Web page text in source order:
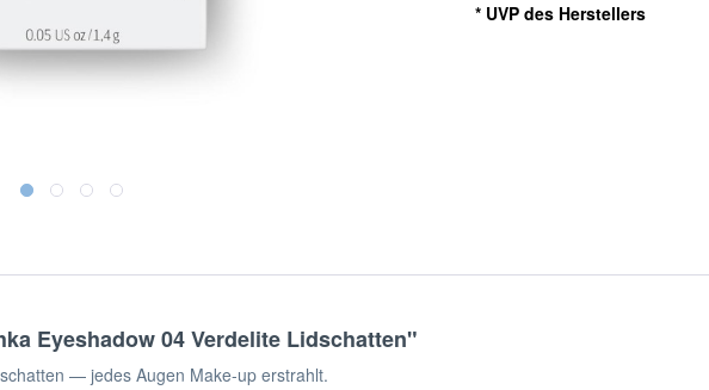
* UVP des Herstellers
Eyeshadow 04 Verdelite Lidschatten"
— jedes Augen Make-up erstrahlt.